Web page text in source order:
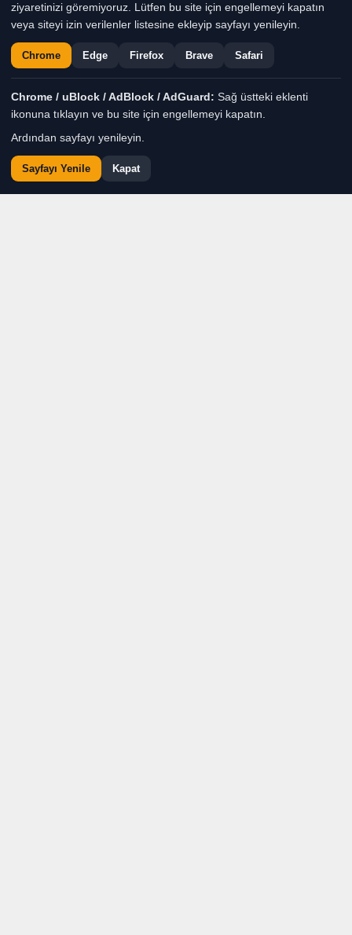
Haber Moderatörü TÜM YAZILARI
Giriş: 07-08-2026 11:18
ziyaretinizi göremiyoruz. Lütfen bu site için engellemeyi kapatın
veya siteyi izin verilenler listesine ekleyip sayfayı yenileyin.
Chrome Edge Firefox Brave Safari
Chrome / uBlock / AdBlock / AdGuard: Sağ üstteki eklenti
ikonuna tıklayın ve bu site için engellemeyi kapatın.
Ardından sayfayı yenileyin.
Sayfayı Yenile Kapat